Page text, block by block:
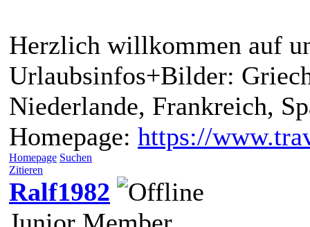
Herzlich willkommen auf
Urlaubsinfos+Bilder:
Niederlande, Frankreich,
Homepage: https://
Homepage Suchen
Zitieren
Ralf1982